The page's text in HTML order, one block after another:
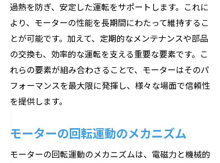
過熱を防ぎ、安定した運転をサポートします。これに
より、モーターの性能を長期間にわたって維持するこ
とが可能です。加えて、定期的なメンテナンスや部品
の交換も、効率的な運転を支える重要な要素です。こ
れらの要素が組み合わさることで、モーターはそのパ
フォーマンスを最大限に発揮し、様々な場面で信頼性
を提供します。
モーターの回転運動のメカニズム
モーターの回転運動のメカニズムは、電磁力と機械的